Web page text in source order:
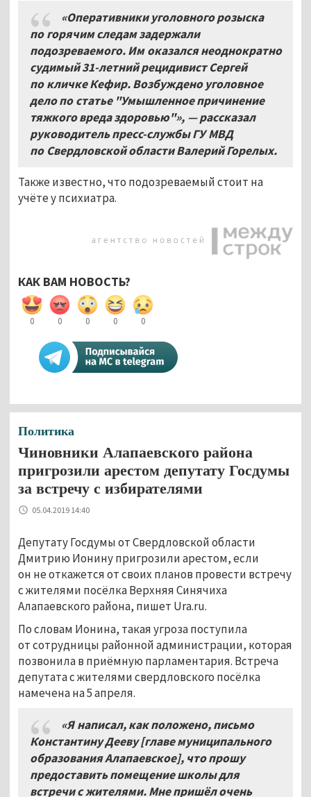
«Оперативники уголовного розыска
по горячим следам задержали
подозреваемого. Им оказался неоднократно
судимый 31-летний рецидивист Сергей
по кличке Кефир. Возбуждено уголовное
дело по статье "Умышленное причинение
тяжкого вреда здоровью"», — рассказал
руководитель пресс-службы ГУ МВД
по Свердловской области Валерий Горелых.
Также известно, что подозреваемый стоит на
учёте у психиатра.
КАК ВАМ НОВОСТЬ?
0 0 0 0 0
Политика
Чиновники Алапаевского района
пригрозили арестом депутату Госдумы
за встречу с избирателями
05.04.2019 14:40
Депутату Госдумы от Свердловской области
Дмитрию Ионину пригрозили арестом, если
он не откажется от своих планов провести встречу
с жителями посёлка Верхняя Синячиха
Алапаевского района, пишет Ura.ru.
По словам Ионина, такая угроза поступила
от сотрудницы районной администрации, которая
позвонила в приёмную парламентария. Встреча
депутата с жителями свердловского посёлка
намечена на 5 апреля.
«Я написал, как положено, письмо
Константину Дееву[главе муниципального
образования Алапаевское], что прошу
предоставить помещение школы для
встречи с жителями. Мне пришёл очень